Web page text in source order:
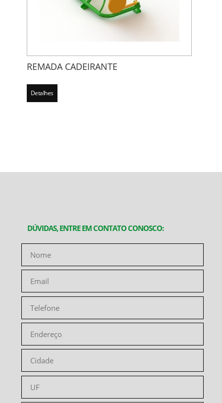
REMADA CADEIRANTE
Detalhes
DÚVIDAS, ENTRE EM CONTATO CONOSCO: